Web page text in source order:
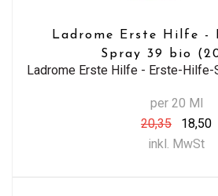
Ladrome Erste Hilfe -
Spray 39 bio
Ladrome Erste Hilfe - Erste-Hilfe-
per 20 Ml
20,35
18,50
inkl. MwSt